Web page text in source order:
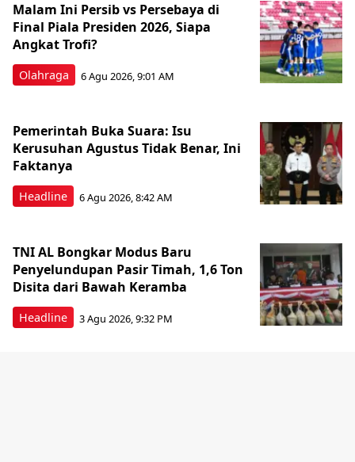
Olahraga
Malam Ini Persib vs Persebaya di
Final Piala Presiden 2026, Siapa
Angkat Trofi?
6 Agu 2026, 9:01 AM
Headline
Pemerintah Buka Suara: Isu
Kerusuhan Agustus Tidak Benar, Ini
Faktanya
6 Agu 2026, 8:42 AM
Headline
TNI AL Bongkar Modus Baru
Penyelundupan Pasir Timah, 1,6 Ton
Disita dari Bawah Keramba
3 Agu 2026, 9:32 PM